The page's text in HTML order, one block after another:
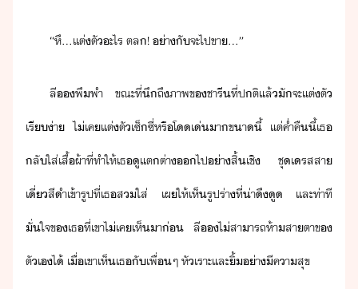
“​หึ​...​เเต่​ตั​ะไร​ ​ตล​!​ ​่า​ั​จะ​ไป​ขา​...​”​
​ลี​​พึพำ​ ​ขณะที่​ึถึ​ภาพ​ข​ชารี​ที​่​ปติ​แล้​ัจะ​แต่ตั​
เรี่า​ ​ไ่เค​แต่ตั​เซ็ซี่​หรื​โเ่​า​ขา​ี้​ ​แต่​ค่ำคื​ี้​เธ​
ลั​ใส่​เสื้ผ้า​ที่​ทำให้​เธ​ู​แตต่า​​ไป​่า​สิ้เชิ​ ​ชุ​เรส​สา​
เี่​สีำ​เข้ารูป​ที่​เธ​สใส่​ ​เผ​ให้​เห็​รูปร่า​ที่​่า​ึู​ ​และ​ท่าที​
ั่ใจ​ข​เธ​ที่​เขา​ไ่เค​เห็​า​่​ ​ลี​​ไ่​สาารถ​ห้า​สาตา​ข​
ตัเ​ไ้​ ​เื่​เขา​เห็​เธ​ั​เพื่​ๆ​ ​หัเราะ​และ​ิ้​่า​ีคาสุข